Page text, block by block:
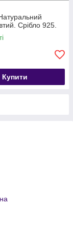
Срібло 925.
Купити